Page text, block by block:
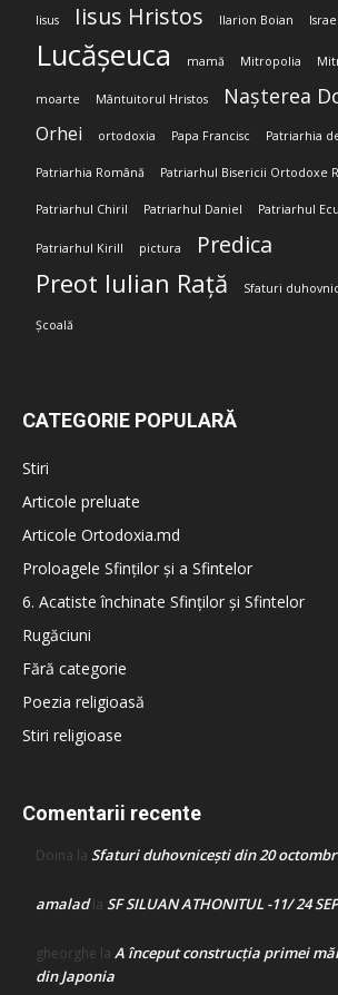
Iisus Iisus Hristos Ilarion Boian Israel
Lucășeuca mamă Mitropolia
moarte Mântuitorul Hristos Nașterea
Orhei ortodoxia Papa Francisc Patriarhia
Patriarhia Română Patriarhul Bisericii Ortodoxe
Patriarhul Chiril Patriarhul Daniel Patriarhul
Patriarhul Kirill pictura Predica
Preot Iulian Rață Sfaturi
Școală
CATEGORIE POPULARĂ
Stiri
Articole preluate
Articole Ortodoxia.md
Proloagele Sfinților și a Sfintelor
6. Acatiste închinate Sfinților și Sfintelor
Rugăciuni
Fără categorie
Poezia religioasă
Stiri religioase
Comentarii recente
Doina la Sfaturi duhovnicești din 20
amaladla SF SILUAN ATHONITUL -11/ 24
gheorghe la A început construcţia primei
din Japonia